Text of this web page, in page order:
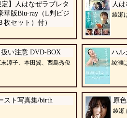
定】人はなぜラブレタ
版Blu-ray（L判ビジ
枚セット）付）
人
綾瀬
い注意 DVD-BOX
涼子、本田翼、西島秀俊
ハ
綾瀬
スト写真集/birth 原
綾瀬